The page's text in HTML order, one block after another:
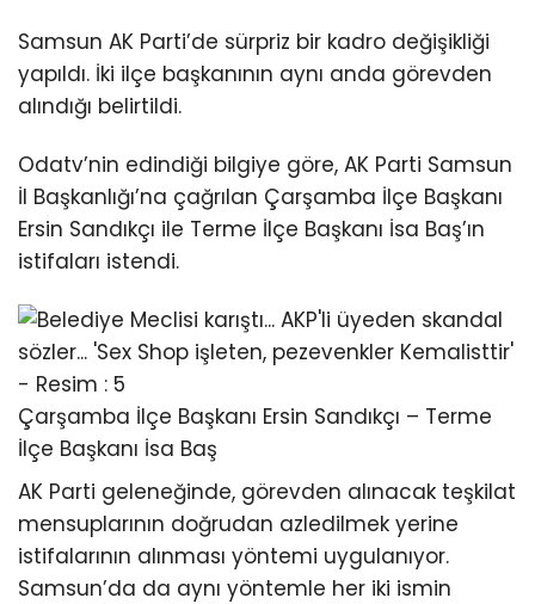
Samsun AK Parti’de sürpriz bir kadro değişikliği
yapıldı. İki ilçe başkanının aynı anda görevden
alındığı belirtildi.
Odatv’nin edindiği bilgiye göre, AK Parti Samsun
İl Başkanlığı’na çağrılan Çarşamba İlçe Başkanı
Ersin Sandıkçı ile Terme İlçe Başkanı İsa Baş’ın
istifaları istendi.
Çarşamba İlçe Başkanı Ersin Sandıkçı – Terme
İlçe Başkanı İsa Baş
AK Parti geleneğinde, görevden alınacak teşkilat
mensuplarının doğrudan azledilmek yerine
istifalarının alınması yöntemi uygulanıyor.
Samsun’da da aynı yöntemle her iki ismin